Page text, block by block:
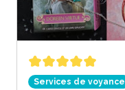
Services de voyance